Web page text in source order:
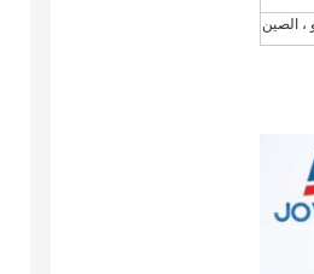
، الصين